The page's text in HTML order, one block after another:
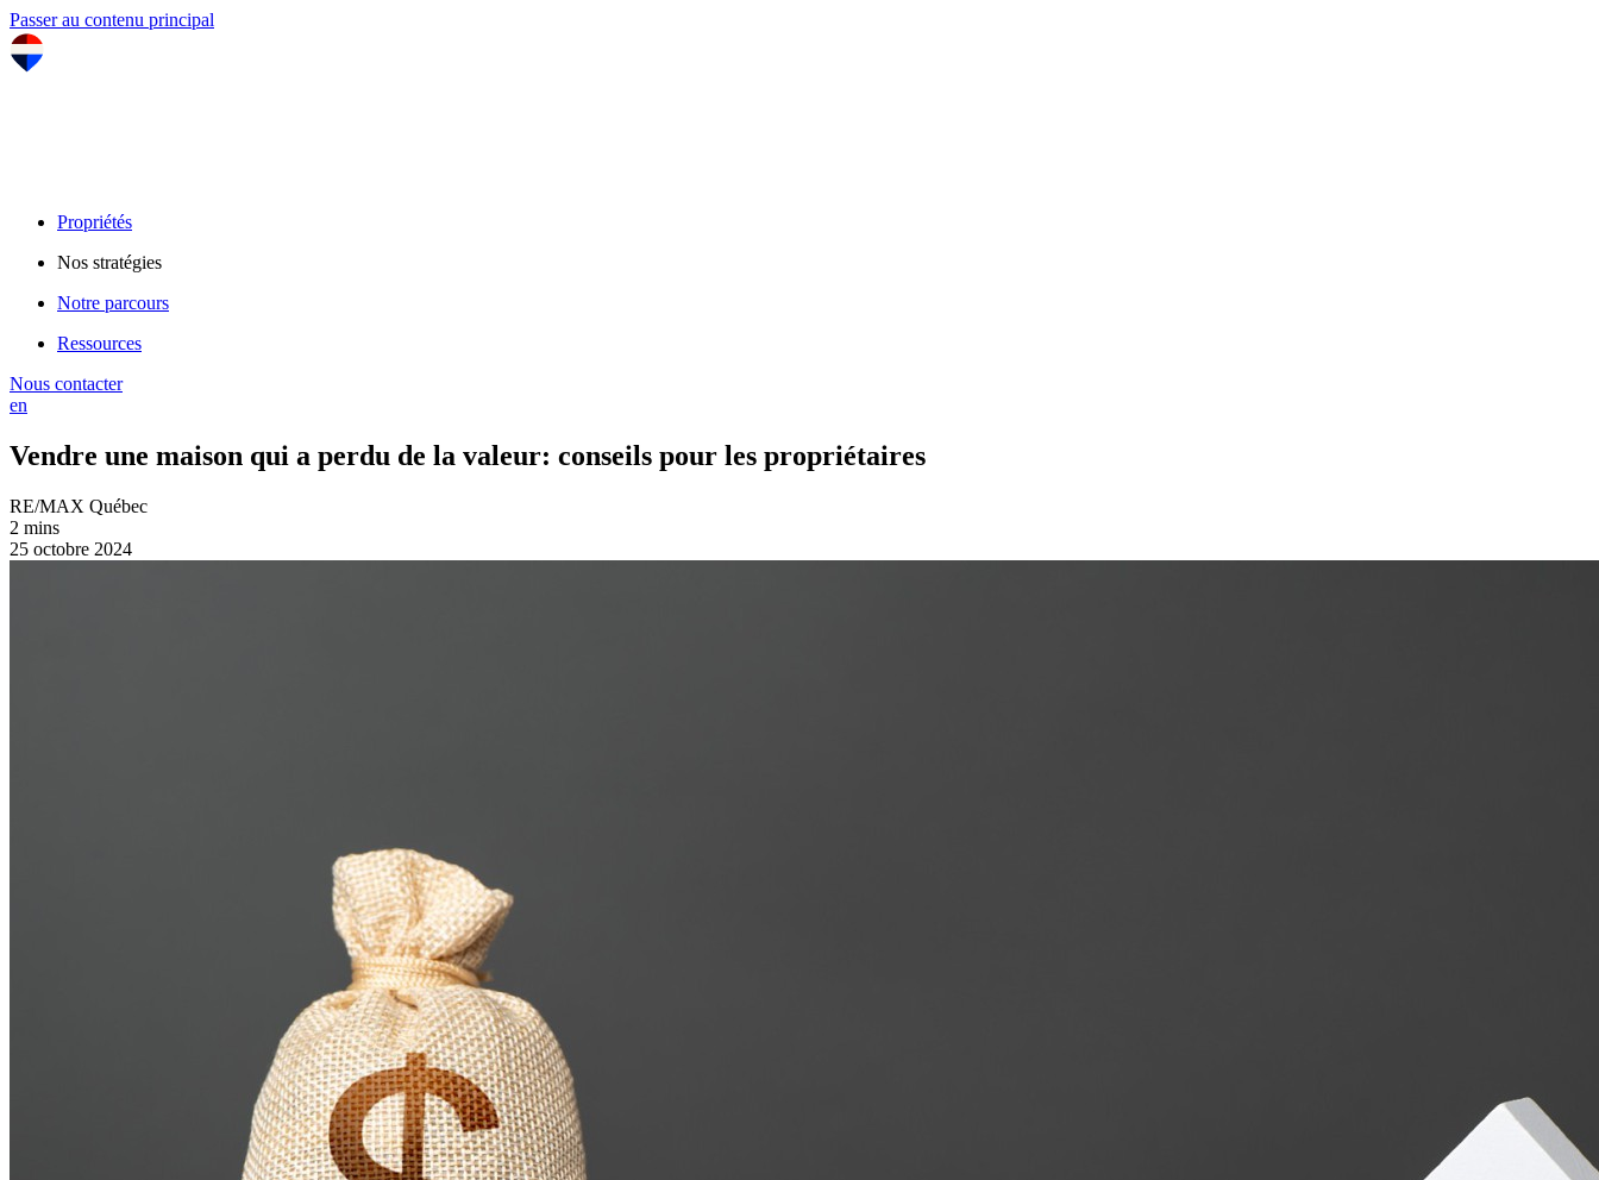
Passer au contenu principal
Propriétés
Nos stratégies
Notre parcours
Ressources
Nous contacter
en
Vendre une maison qui a perdu de la valeur: conseils pour les propriétaires
RE/MAX Québec
2 mins
25 octobre 2024